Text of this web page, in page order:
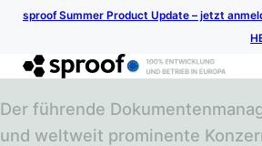
sproof Summer Product Update – jetzt
Der führende
und weltweit prominente